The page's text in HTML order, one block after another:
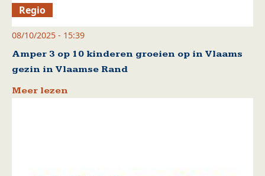
Regio
08/10/2025 - 15:39
Amper 3 op 10 kinderen groeien op in Vlaams
gezin in Vlaamse Rand
Meer lezen